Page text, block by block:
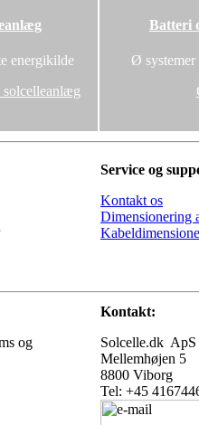
energikilde
solcelleanlæg
Batteri
Ø
Service og
Kontakt os
Dimensionering
og
Kontakt:
Solcelle.dk ApS
Mellemhøjen 5
8800 Viborg
Tel: +45